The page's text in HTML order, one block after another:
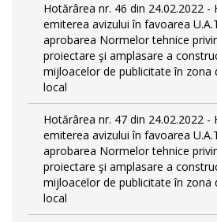
Hotărârea nr. 46 din 24.02.2022 -
emiterea avizului în favoarea
aprobarea Normelor tehnice
proiectare şi amplasare a
mijloacelor de publicitate în zona
local
Hotărârea nr. 47 din 24.02.2022 -
emiterea avizului în favoarea
aprobarea Normelor tehnice
proiectare şi amplasare a
mijloacelor de publicitate în zona
local